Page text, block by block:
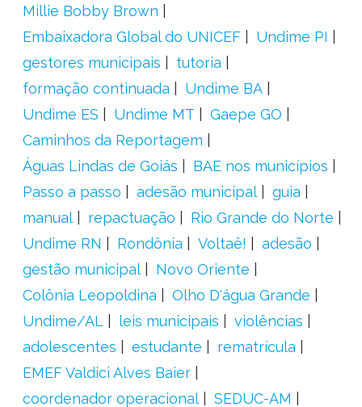
Millie Bobby Brown
Embaixadora Global do UNICEF
Undime PI
gestores municipais
tutoria
formação continuada
Undime BA
Undime ES
Undime MT
Gaepe GO
Caminhos da Reportagem
Águas Lindas de Goiás
BAE nos municípios
Passo a passo
adesão municipal
guia
manual
repactuação
Rio Grande do Norte
Undime RN
Rondônia Voltaê!
adesão
gestão municipal
Novo Oriente
Colônia Leopoldina
Olho D'água Grande
Undime/AL
leis municipais
violências
adolescentes
estudante
rematrícula
EMEF Valdici Alves Baier
coordenador operacional
SEDUC-AM